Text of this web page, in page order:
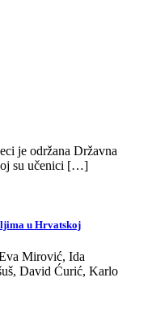
je održana Državna
su učenici […]
u Hrvatskoj
Mirović, Ida
David Ćurić, Karlo